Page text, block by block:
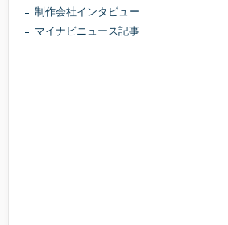
制作会社インタビュー
マイナビニュース記事